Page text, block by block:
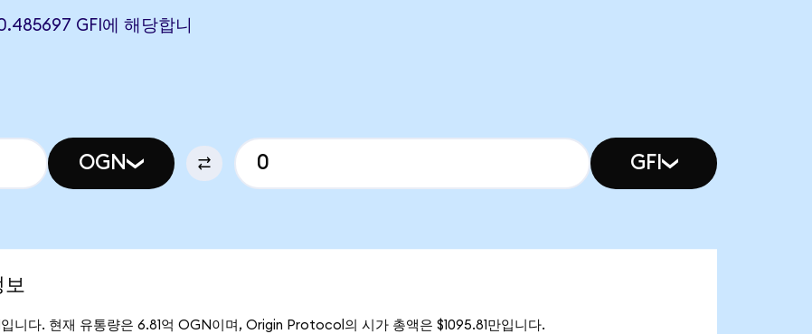
GFI에 해당합니
OGN GFI
니다. 현재 유통량은 6.81억 OGN이며, Origin Protocol의 시가 총액은 $1095.81만입니다.